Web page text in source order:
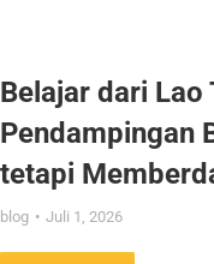
Belajar dari Lao
Pendampingan
tetapi
blog Juli 1, 2026